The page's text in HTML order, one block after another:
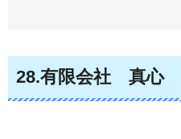
28.有限会社 真心